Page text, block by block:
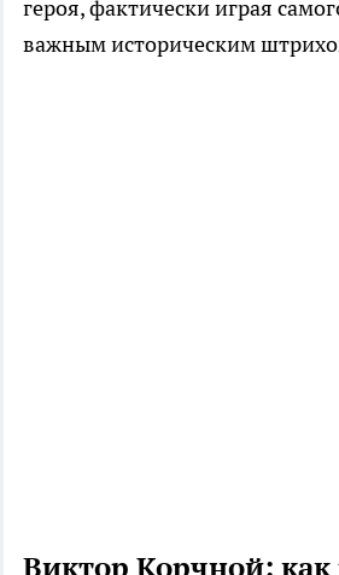
героя, фактически играя
важным историческим
Виктор Корчной: как